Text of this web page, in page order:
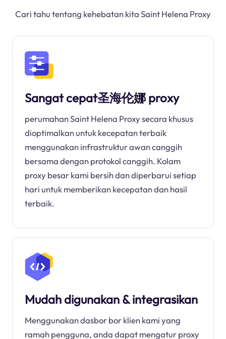
Cari tahu tentang kehebatan kita Saint Helena Proxy
Sangat cepat圣海伦娜 proxy
perumahan Saint Helena Proxy secara khusus
dioptimalkan untuk kecepatan terbaik
menggunakan infrastruktur awan canggih
bersama dengan protokol canggih. Kolam
proxy besar kami bersih dan diperbarui setiap
hari untuk memberikan kecepatan dan hasil
terbaik.
Mudah digunakan & integrasikan
Menggunakan dasbor bor klien kami yang
ramah pengguna, anda dapat mengatur proxy